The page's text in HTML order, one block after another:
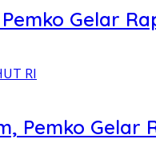
Gelar
Pemko Gelar